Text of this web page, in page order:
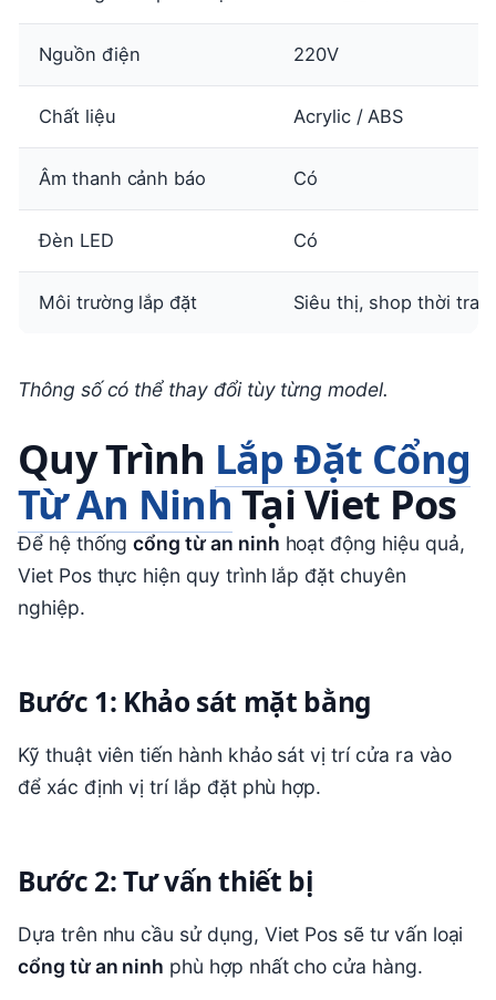
Nguồn điện 220V
Chất liệu Acrylic / ABS
Âm thanh cảnh báo Có
Đèn LED Có
Môi trường lắp đặt Siêu thị, shop thời
Thông số có thể thay đổi tùy từng model.
Quy Trình Lắp Đặt Cổng
Từ An NinhTại Viet Pos
Để hệ thốngcổng từ an ninh hoạt động hiệu quả,
Viet Pos thực hiện quy trình lắp đặt chuyên
nghiệp.
Bước 1: Khảo sát mặt bằng
Kỹ thuật viên tiến hành khảo sát vị trí cửa ra vào
để xác định vị trí lắp đặt phù hợp.
Bước 2: Tư vấn thiết bị
Dựa trên nhu cầu sử dụng, Viet Pos sẽ tư vấn loại
cổng từ an ninh phù hợp nhất cho cửa hàng.